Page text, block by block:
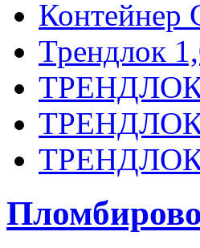
Трендлок
ТРЕНДЛОК
ТРЕНДЛОК
ТРЕНДЛОК